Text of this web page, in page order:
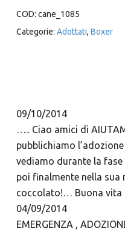
COD: cane_1085
Categorie: Adottati, Boxer
09/10/2014
….. Ciao amici di
pubblichiamo
vediamo durante la
poi finalmente nella
coccolato!… Buona vita
04/09/2014
EMERGENZA ,